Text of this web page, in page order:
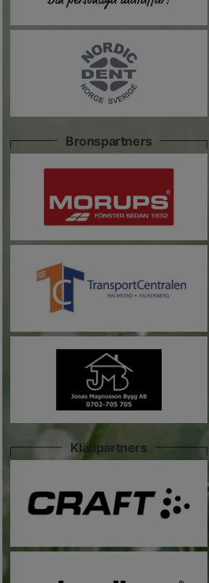
Bronspartners
Klädpartners